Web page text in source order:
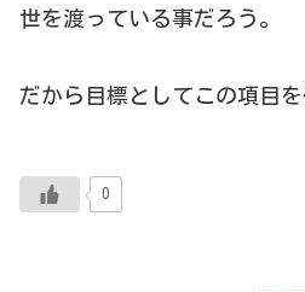
世を渡っている事だろう。
だから目標としてこの項目
0